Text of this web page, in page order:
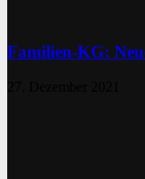
Familien-KG: